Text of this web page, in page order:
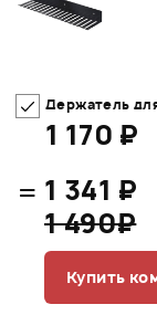
Держатель
1 170 ₽
= 1 341 ₽
1 490₽
Купить